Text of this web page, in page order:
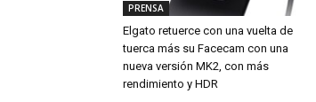
PRENSA
Elgato retuerce con una vuelta de
tuerca más su Facecam con una
nueva versión MK2, con más
rendimiento y HDR